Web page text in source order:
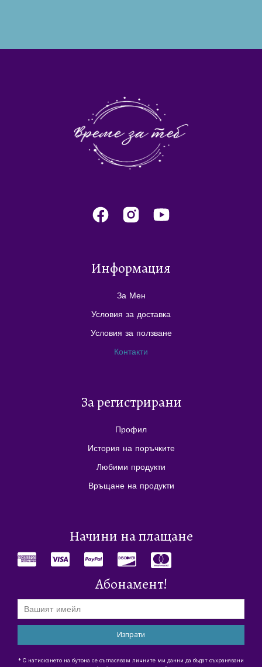
Информация
За Мен
Условия за доставка
Условия за ползване
Контакти
За регистрирани
Профил
История на поръчките
Любими продукти
Връщане на продукти
Начини на плащане
Абонамент!
Изпрати
* С натискането на бутона се съгласявам личните ми данни да бъдат съхранявани